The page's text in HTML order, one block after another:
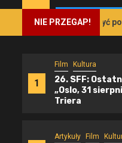
NIE PRZEGAP!
takim, jaki być
1
Film Kultura
26. SFF:
„Oslo, 31
Triera
Artykuły Film